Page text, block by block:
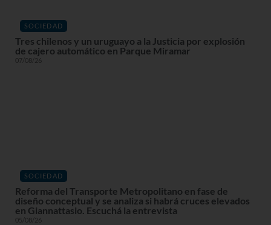
SOCIEDAD
Tres chilenos y un uruguayo a la Justicia por explosión
de cajero automático en Parque Miramar
07/08/26
SOCIEDAD
Reforma del Transporte Metropolitano en fase de
diseño conceptual y se analiza si habrá cruces elevados
en Giannattasio. Escuchá la entrevista
05/08/26